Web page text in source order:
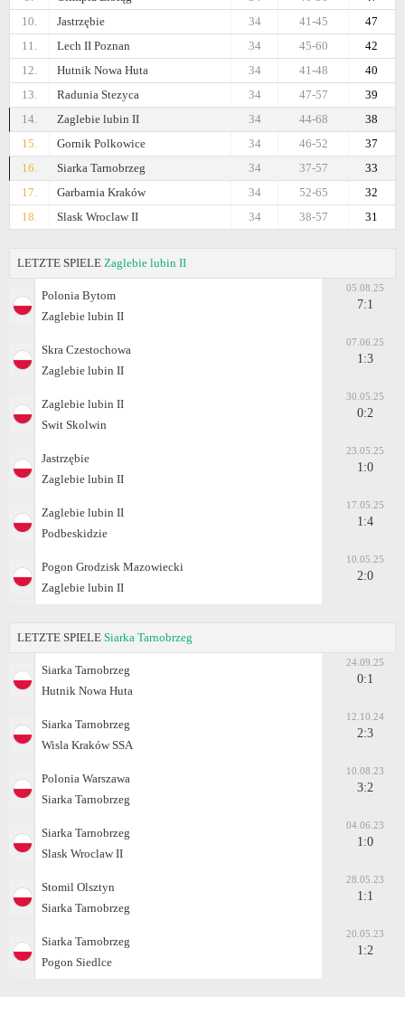
10.
Jastrzębie 47
41-45
34
11.
Lech II Poznan 42
45-60
34
12.
Hutnik Nowa Huta 40
41-48
34
13.
Radunia Stezyca 39
47-57
34
14.
Zaglebie lubin II 38
44-68
34
15.
Gornik Polkowice 37
46-52
34
16.
Siarka Tarnobrzeg 33
37-57
34
17.
Garbarnia Kraków 32
52-65
34
18.
Slask Wroclaw II 31
38-57
34
LETZTE SPIELE Zaglebie lubin II
Polonia Bytom
Zaglebie lubin II
05.08.25
7:1
Skra Czestochowa
Zaglebie lubin II
07.06.25
1:3
Zaglebie lubin II
Swit Skolwin
30.05.25
0:2
Jastrzębie
Zaglebie lubin II
23.05.25
1:0
Zaglebie lubin II
Podbeskidzie
17.05.25
1:4
Pogon Grodzisk Mazowiecki
Zaglebie lubin II
10.05.25
2:0
LETZTE SPIELE Siarka Tarnobrzeg
Siarka Tarnobrzeg
Hutnik Nowa Huta
24.09.25
0:1
Siarka Tarnobrzeg
Wisla Kraków SSA
12.10.24
2:3
Polonia Warszawa
Siarka Tarnobrzeg
10.08.23
3:2
Siarka Tarnobrzeg
Slask Wroclaw II
04.06.23
1:0
Stomil Olsztyn
Siarka Tarnobrzeg
28.05.23
1:1
Siarka Tarnobrzeg
Pogon Siedlce
20.05.23
1:2